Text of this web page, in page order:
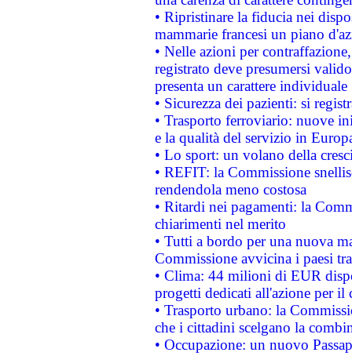
• Ripristinare la fiducia nei
mammarie francesi un piano
• Nelle azioni per
registrato deve presumersi
presenta un carattere individuale
• Sicurezza dei pazienti: si
• Trasporto ferroviario: nuove
e la qualità del servizio in
• Lo sport: un volano della
• REFIT: la Commissione
rendendola meno costosa
• Ritardi nei pagamenti: la
chiarimenti nel merito
• Tutti a bordo per una nuova
Commissione avvicina i paesi
• Clima: 44 milioni di EUR
progetti dedicati all'azione per il
• Trasporto urbano: la
che i cittadini scelgano la
• Occupazione: un nuovo